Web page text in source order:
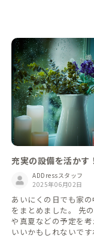
充実の設備を活かす
める家ADDressスタッフ
2025年06月02日
あいにくの日でも家
をまとめました。 先
や真夏などの予定を
いいかもしれないで